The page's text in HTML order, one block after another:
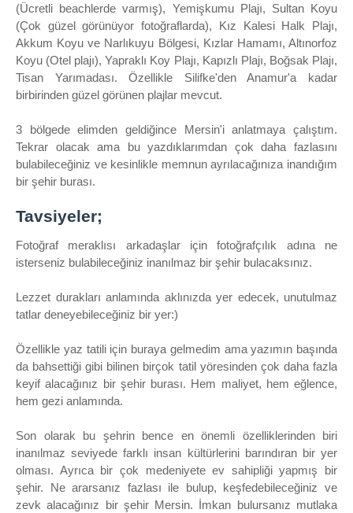
(Ücretli beachlerde varmış), Yemişkumu Plajı, Sultan Koyu
(Çok güzel görünüyor fotoğraflarda), Kız Kalesi Halk Plajı,
Akkum Koyu ve Narlıkuyu Bölgesi, Kızlar Hamamı, Altınorfoz
Koyu (Otel plajı), Yapraklı Koy Plajı, Kapızlı Plajı, Boğsak Plajı,
Tisan Yarımadası. Özellikle Silifke'den Anamur'a kadar
birbirinden güzel görünen plajlar mevcut.
3 bölgede elimden geldiğince Mersin'i anlatmaya çalıştım.
Tekrar olacak ama bu yazdıklarımdan çok daha fazlasını
bulabileceğiniz ve kesinlikle memnun ayrılacağınıza inandığım
bir şehir burası.
Tavsiyeler;
Fotoğraf meraklısı arkadaşlar için fotoğrafçılık adına ne
isterseniz bulabileceğiniz inanılmaz bir şehir bulacaksınız.
Lezzet durakları anlamında aklınızda yer edecek, unutulmaz
tatlar deneyebileceğiniz bir yer:)
Özellikle yaz tatili için buraya gelmedim ama yazımın başında
da bahsettiği gibi bilinen birçok tatil yöresinden çok daha fazla
keyif alacağınız bir şehir burası. Hem maliyet, hem eğlence,
hem gezi anlamında.
Son olarak bu şehrin bence en önemli özelliklerinden biri
inanılmaz seviyede farklı insan kültürlerini barındıran bir yer
olması. Ayrıca bir çok medeniyete ev sahipliği yapmış bir
şehir. Ne ararsanız fazlası ile bulup, keşfedebileceğiniz ve
zevk alacağınız bir şehir Mersin. İmkan bulursanız mutlaka